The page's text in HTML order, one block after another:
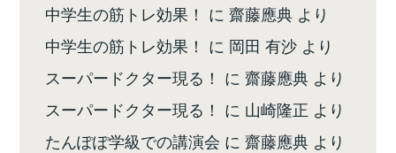
中学生の筋トレ効果！ に齋藤應典 より
中学生の筋トレ効果！ に 岡田 有沙 より
スーパードクター現る！ に齋藤應典 より
スーパードクター現る！ に 山崎隆正 より
たんぽぽ学級での講演会 に齋藤應典 より